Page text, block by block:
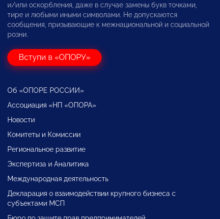
и/или оскорбления, даже в случае замены букв точками,
тире и любыми иными символами. Не допускаются
сообщения, призывающие к межнациональной и социальной
розни.
Вступи в «ОПОРУ»
Об «ОПОРЕ РОССИИ»
Ассоциация «НП «ОПОРА»
Новости
Комитеты и Комиссии
Региональное развитие
Экспертиза и Аналитика
Международная деятельность
Декларация о взаимодействии крупного бизнеса с
субъектами МСП